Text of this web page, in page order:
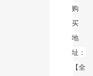
购
买
地
址：
【全